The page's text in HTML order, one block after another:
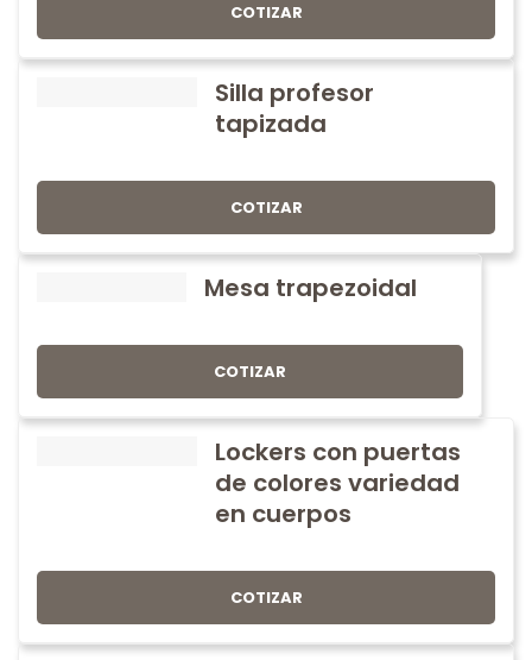
COTIZAR
Silla profesor
tapizada
COTIZAR
Mesa trapezoidal
COTIZAR
Lockers con puertas
de colores variedad
en cuerpos
COTIZAR